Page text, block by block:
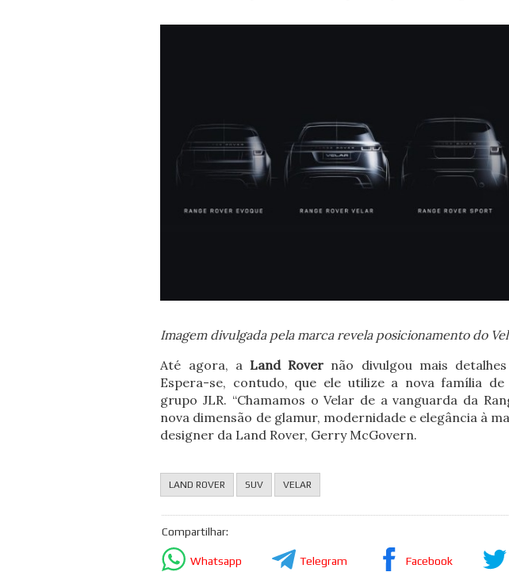
Imagem divulgada pela marca revela posicionamento do
Até agora, a Land Rover não divulgou mais
Espera-se, contudo, que ele utilize a nova família
grupo JLR. “Chamamos o Velar de a vanguarda da
nova dimensão de glamur, modernidade e elegância à
designer da Land Rover, Gerry McGovern.
LAND ROVER SUV VELAR
Compartilhar:
Whatsapp Telegram Facebook